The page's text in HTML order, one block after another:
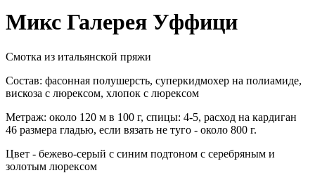
Микс Галерея Уффици
Смотка из итальянской пряжи
Состав: фасонная полушерсть, суперкидмохер на полиамиде,
вискоза с люрексом, хлопок с люрексом
Метраж: около 120 м в 100 г, спицы: 4-5, расход на кардиган
46 размера гладью, если вязать не туго - около 800 г.
Цвет - бежево-серый с синим подтоном с серебряным и
золотым люрексом